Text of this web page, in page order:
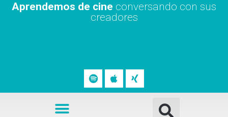
Aprendemos de cine conversando con sus
creadores
o
t
i
p
l
e
n
g
Menú